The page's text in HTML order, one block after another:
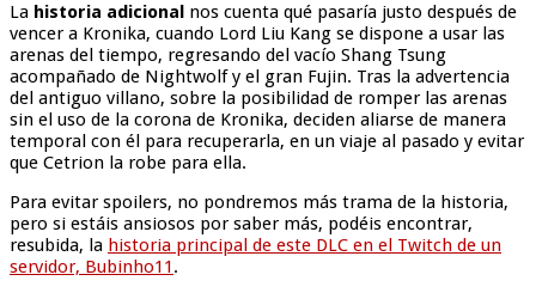
La historia adicional nos cuenta qué pasaría justo después de
vencer a Kronika, cuando Lord Liu Kang se dispone a usar las
arenas del tiempo, regresando del vacío Shang Tsung
acompañado de Nightwolf y el gran Fujin. Tras la advertencia
del antiguo villano, sobre la posibilidad de romper las arenas
sin el uso de la corona de Kronika, deciden aliarse de manera
temporal con él para recuperarla, en un viaje al pasado y evitar
que Cetrion la robe para ella.
Para evitar spoilers, no pondremos más trama de la historia,
pero si estáis ansiosos por saber más, podéis encontrar,
resubida, la historia principal de este DLC en el Twitch de un
servidor, Bubinho11.